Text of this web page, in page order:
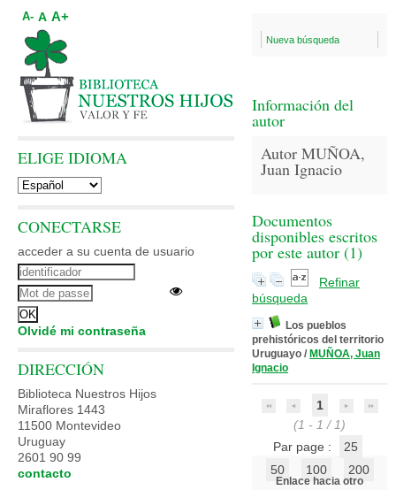
Nueva búsqueda
Información del
autor
Autor MUÑOA,
Juan Ignacio
Documentos
disponibles escritos
por este autor (1)
Refinar
búsqueda
Los pueblos
prehistóricos del territorio
Uruguayo / MUÑOA, Juan
Ignacio
1
(1 - 1 / 1)
Par page :
25
50
100 200
Enlace hacia otro
A- A A+
ELIGE IDIOMA
CONECTARSE
acceder a su cuenta de usuario
Olvidé mi contraseña
DIRECCIÓN
Biblioteca Nuestros Hijos
Miraflores 1443
11500 Montevideo
Uruguay
2601 90 99
contacto